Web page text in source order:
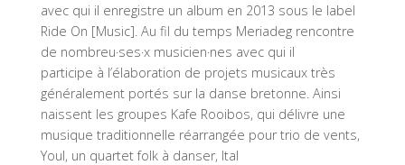
avec qui il enregistre un album en 2013 sous le label
Ride On [Music]. Au fil du temps Meriadeg rencontre
de nombreu·ses·x musicien·nes avec qui il
participe à l’élaboration de projets musicaux très
généralement portés sur la danse bretonne. Ainsi
naissent les groupes Kafe Rooibos, qui délivre une
musique traditionnelle réarrangée pour trio de vents,
Youl, un quartet folk à danser, Ital